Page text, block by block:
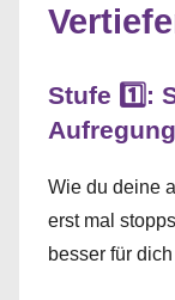
Stufe 1️⃣:
Wie du deine
erst mal
besser für